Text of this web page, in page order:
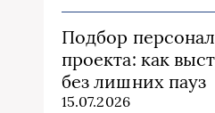
Подбор
проекта: как
без лишних пауз
15.07.2026